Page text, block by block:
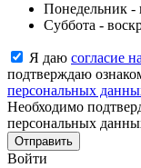
Понедельник -
Суббота -
Я даю согласие
подтверждаю
персональных
Необходимо
персональных
Отправить
Войти